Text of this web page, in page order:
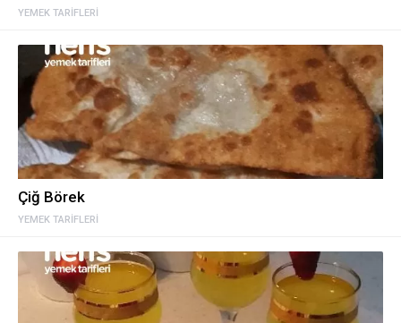
YEMEK TARIFLERI
YEMEK TARIFLERI
Çiğ Börek